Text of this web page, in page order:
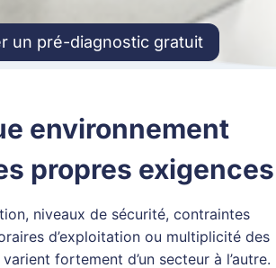
un pré-diagnostic gratuit
environnement
propres exigences
niveaux de sécurité, contraintes
d’exploitation ou multiplicité des
fortement d’un secteur à l’autre.